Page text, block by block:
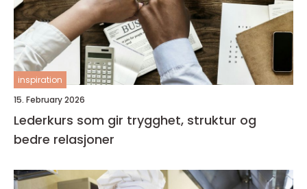
inspiration
15. February 2026
Lederkurs som gir trygghet, struktur og
bedre relasjoner